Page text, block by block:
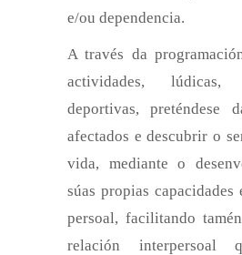
e/ou dependencia.
A través da
actividades,
deportivas, preténdese
afectados e descubrir o
vida, mediante o
súas propias capacidades
persoal, facilitando
relación